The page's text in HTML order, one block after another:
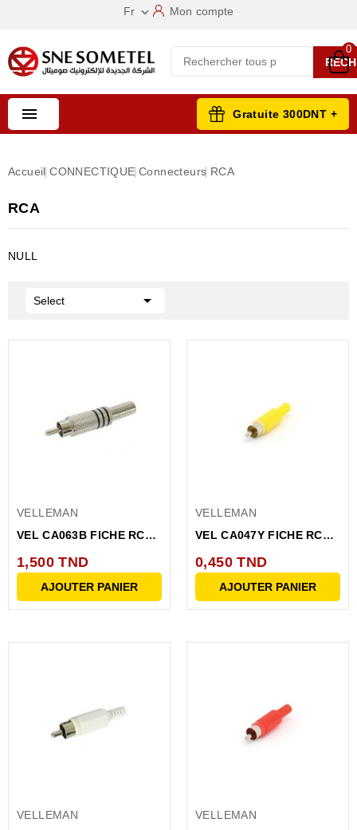
Fr  Mon compte
0
 Gratuite 300DNT +
Accueil CONNECTIQUE Connecteurs RCA
RCA
NULL
Select 
VELLEMAN
VEL CA063B FICHE RCA
1,500 TND
AJOUTER PANIER
VELLEMAN
VEL CA047Y FICHE RCA
0,450 TND
AJOUTER PANIER
VELLEMAN
VELLEMAN